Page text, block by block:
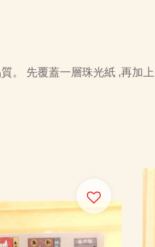
。 先覆蓋一層珠光紙 ,再加